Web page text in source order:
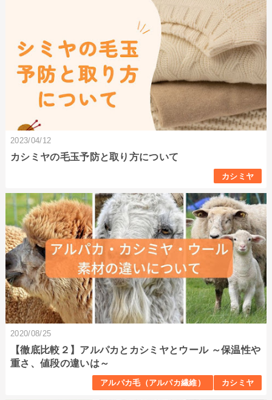
2023/04/12
カシミヤの毛玉予防と取り方について
カシミヤ
2020/08/25
【徹底比較２】アルパカとカシミヤとウール ～保温性や
重さ、値段の違いは～
アルパカ毛（アルパカ繊維） カシミヤ